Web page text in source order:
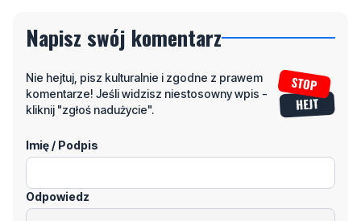
Napisz swój komentarz
Nie hejtuj, pisz kulturalnie i zgodne z prawem
komentarze! Jeśli widzisz niestosowny wpis -
kliknij "zgłoś nadużycie".
Imię / Podpis
Odpowiedz